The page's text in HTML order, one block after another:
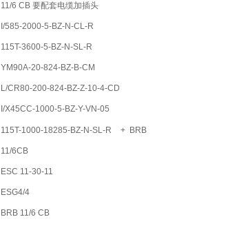
11/6 CB 要配套电缆加插头
I/585-2000-5-BZ-N-CL-R
115T-3600-5-BZ-N-SL-R
YM90A-20-824-BZ-B-CM
L/CR80-200-824-BZ-Z-10-4-CD
I/X45CC-1000-5-BZ-Y-VN-05
115T-1000-18285-BZ-N-SL-R + BRB
11/6CB
ESC 11-30-11
ESG4/4
BRB 11/6 CB